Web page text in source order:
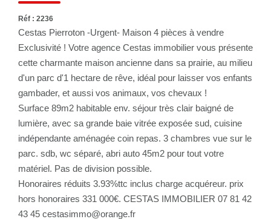
Réf : 2236
Cestas Pierroton -Urgent- Maison 4 pièces à vendre
Exclusivité ! Votre agence Cestas immobilier vous présente
cette charmante maison ancienne dans sa prairie, au milieu
d'un parc d'1 hectare de rêve, idéal pour laisser vos enfants
gambader, et aussi vos animaux, vos chevaux !
Surface 89m2 habitable env. séjour très clair baigné de
lumière, avec sa grande baie vitrée exposée sud, cuisine
indépendante aménagée coin repas. 3 chambres vue sur le
parc. sdb, wc séparé, abri auto 45m2 pour tout votre
matériel. Pas de division possible.
Honoraires réduits 3.93%ttc inclus charge acquéreur. prix
hors honoraires 331 000€. CESTAS IMMOBILIER 07 81 42
43 45 cestasimmo@orange.fr